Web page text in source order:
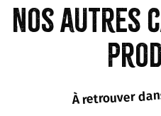
Nos autres
À retrouver